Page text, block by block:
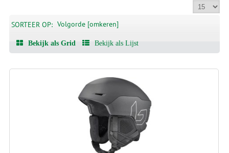
SORTEER OP: Volgorde [omkeren]
Bekijk als Grid Bekijk als Lijst